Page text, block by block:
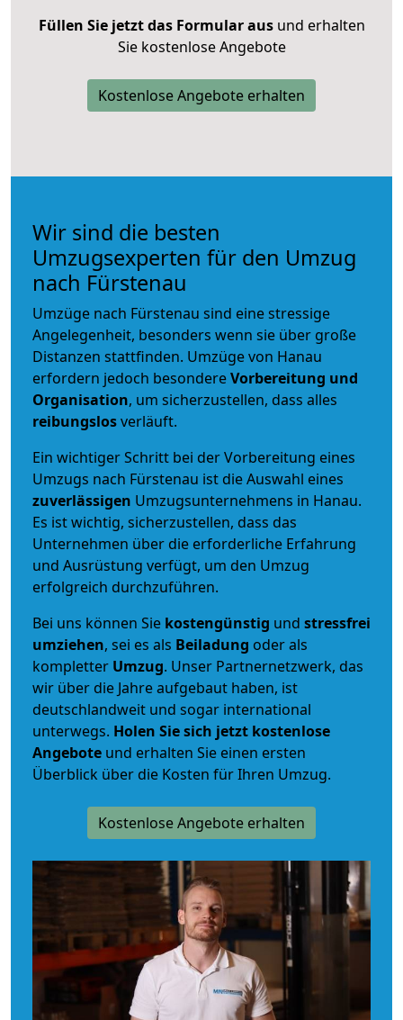
Füllen Sie jetzt das Formular ausund erhalten
Sie kostenlose Angebote
Kostenlose Angebote erhalten
Wir sind die besten
Umzugsexperten für den Umzug
nach Fürstenau
Umzüge nach Fürstenau sind eine stressige
Angelegenheit, besonders wenn sie über große
Distanzen stattfinden. Umzüge von Hanau
erfordern jedoch besondereVorbereitung und
Organisation, um sicherzustellen, dass alles
reibungslosverläuft.
Ein wichtiger Schritt bei der Vorbereitung eines
Umzugs nach Fürstenau ist die Auswahl eines
zuverlässigen Umzugsunternehmens in Hanau.
Es ist wichtig, sicherzustellen, dass das
Unternehmen über die erforderliche Erfahrung
und Ausrüstung verfügt, um den Umzug
erfolgreich durchzuführen.
Bei uns können Sie kostengünstig und stressfrei
umziehen, sei es als Beiladung oder als
kompletter Umzug. Unser Partnernetzwerk, das
wir über die Jahre aufgebaut haben, ist
deutschlandweit und sogar international
unterwegs. Holen Sie sich jetzt kostenlose
Angebote und erhalten Sie einen ersten
Überblick über die Kosten für Ihren Umzug.
Kostenlose Angebote erhalten